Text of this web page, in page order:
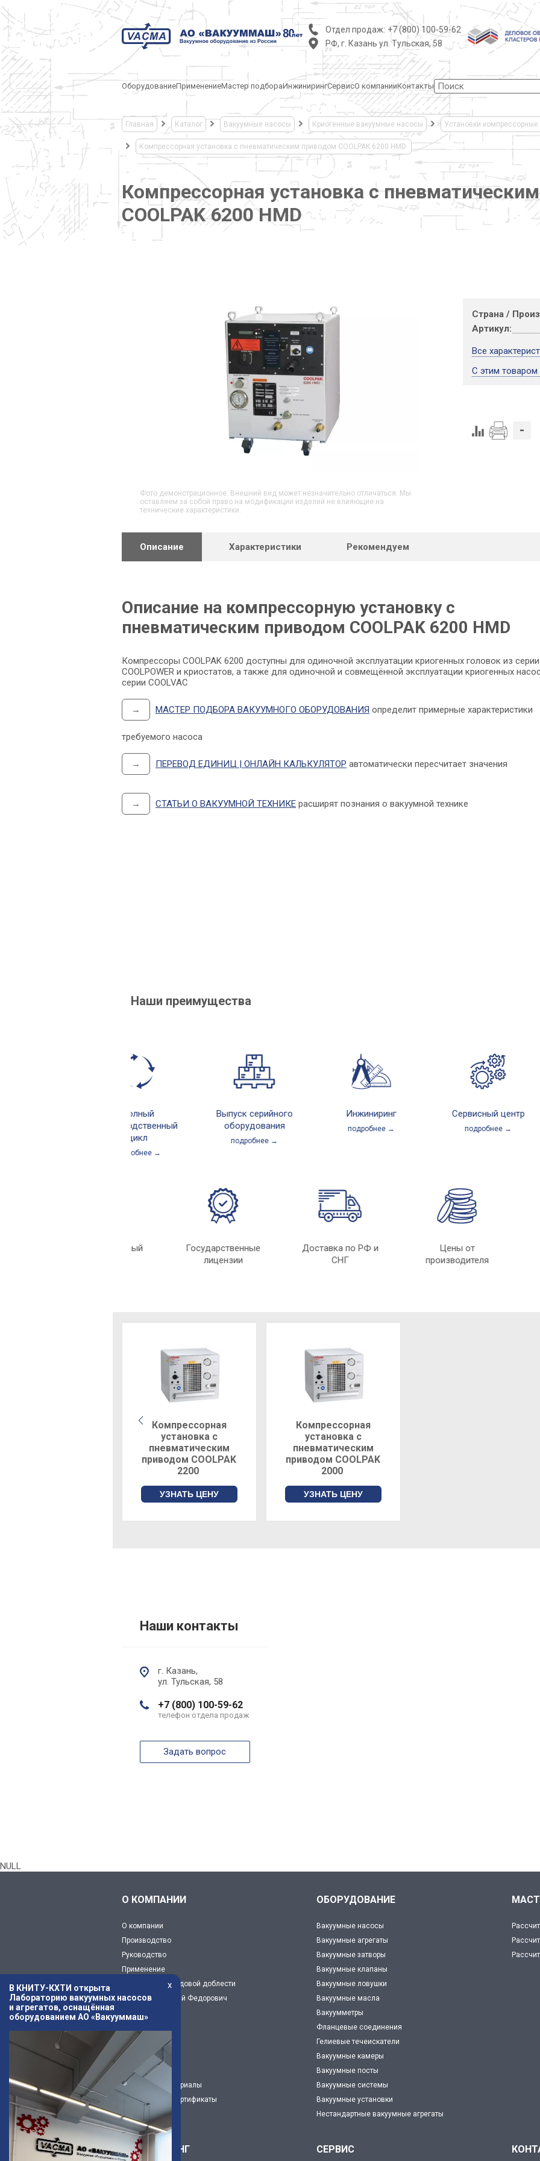
Отдел продаж: +7 (800) 100-59-62
РФ, г. Казань ул. Тульская, 58
ОборудованиеПрименениеМастер подбораИнжинирингСервисО компанииКонтакты
Главная Каталог Вакуумные насосы Криогенные вакуумные насосы Установки компрессорные
Компрессорная установка с пневматическим приводом COOLPAK 6200 HMD
Компрессорная установка с
COOLPAK 6200 HMD
Фото демонстрационное. Внешний вид может незначительно отличаться. Мы
оставляем за собой право на модификации изделий не влияющие на
технические характеристики.
Страна /
Артикул:
Все
С этим
-
Описание Характеристики Рекомендуем
Описание на компрессорную установку с
пневматическим приводом COOLPAK 6200 HMD
Компрессоры COOLPAK 6200 доступны для одиночной эксплуатации криогенных головок из серии
COOLPOWER и криостатов, а также для одиночной и совмещённой эксплуатации криогенных
серии COOLVAC
→ МАСТЕР ПОДБОРА ВАКУУМНОГО ОБОРУДОВАНИЯ определит примерные характеристики
требуемого насоса
→ ПЕРЕВОД ЕДИНИЦ | ОНЛАЙН КАЛЬКУЛЯТОР автоматически пересчитает значения
→ СТАТЬИ О ВАКУУМНОЙ ТЕХНИКЕ расширят познания о вакуумной технике
Наши преимущества
Полный
производственный
подробнее →
Выпуск серийного
оборудования
подробнее →
Инжиниринг
подробнее →
Сервисный центр
подробнее →
Цены от
производителя
Доставка по РФ и
СНГ
Государственные
лицензии
Индивидуальный
Компрессорная
установка с
пневматическим
приводом COOLPAK
2200
УЗНАТЬ ЦЕНУ
Компрессорная
установка с
пневматическим
приводом COOLPAK
2000
УЗНАТЬ ЦЕНУ
Наши контакты
г. Казань,
ул. Тульская, 58
+7 (800) 100-59-62
телефон отдела продаж
Задать вопрос
NULL
x
В КНИТУ-КХТИ открыта
Лабораторию вакуумных насосов
и агрегатов, оснащённая
оборудованием АО «Вакууммаш»
О КОМПАНИИ
О компании
Производство
Руководство
Применение
Предприятие трудовой доблести
Капустин Николай Федорович
Новости
Статьи
3Д модели
Рекламные материалы
Декларации и сертификаты
Карьера
ОБОРУДОВАНИЕ
Вакуумные насосы
Вакуумные агрегаты
Вакуумные затворы
Вакуумные клапаны
Вакуумные ловушки
Вакуумные масла
Вакуумметры
Фланцевые соединения
Гелиевые течеискатели
Вакуумные камеры
Вакуумные посты
Вакуумные системы
Вакуумные установки
Нестандартные вакуумные агрегаты
ИНЖИНИРИНГ СЕРВИС